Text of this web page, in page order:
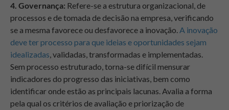
4. Governança: Refere-se a estrutura organizacional, de
processos e de tomada de decisão na empresa, verificando
se a mesma favorece ou desfavorece a inovação. A inovação
deve ter processo para que ideias e oportunidades sejam
idealizadas, validadas, transformadas e implementadas.
Sem processo estruturado, torna-se difícil mensurar
indicadores do progresso das iniciativas, bem como
identificar onde estão as principais lacunas. Avalia a forma
pela qual os critérios de avaliação e priorização de